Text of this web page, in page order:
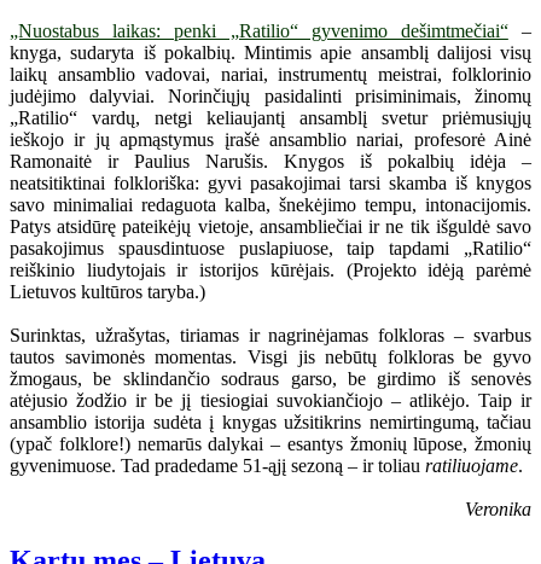
„Nuostabus laikas: penki „Ratilio“ gyvenimo dešimtmečiai“–
knyga, sudaryta iš pokalbių. Mintimis apie ansamblį dalijosi visų
laikų ansamblio vadovai, nariai, instrumentų meistrai, folklorinio
judėjimo dalyviai. Norinčiųjų pasidalinti prisiminimais, žinomų
„Ratilio“ vardų, netgi keliaujantį ansamblį svetur priėmusiųjų
ieškojo ir jų apmąstymus įrašė ansamblio nariai, profesorė Ainė
Ramonaitė ir Paulius Narušis. Knygos iš pokalbių idėja –
neatsitiktinai folkloriška: gyvi pasakojimai tarsi skamba iš knygos
savo minimaliai redaguota kalba, šnekėjimo tempu, intonacijomis.
Patys atsidūrę pateikėjų vietoje, ansambliečiai ir ne tik išguldė savo
pasakojimus spausdintuose puslapiuose, taip tapdami „Ratilio“
reiškinio liudytojais ir istorijos kūrėjais. (Projekto idėją parėmė
Lietuvos kultūros taryba.)
Surinktas, užrašytas, tiriamas ir nagrinėjamas folkloras – svarbus
tautos savimonės momentas. Visgi jis nebūtų folkloras be gyvo
žmogaus, be sklindančio sodraus garso, be girdimo iš senovės
atėjusio žodžio ir be jį tiesiogiai suvokiančiojo – atlikėjo. Taip ir
ansamblio istorija sudėta į knygas užsitikrins nemirtingumą, tačiau
(ypač folklore!) nemarūs dalykai – esantys žmonių lūpose, žmonių
gyvenimuose. Tad pradedame 51-ąjį sezoną – ir toliau ratiliuojame.
Veronika